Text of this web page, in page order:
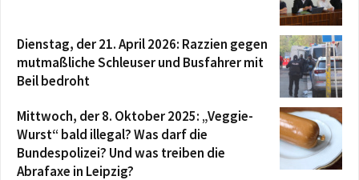
Dienstag, der 21. April 2026: Razzien gegen
mutmaßliche Schleuser und Busfahrer mit
Beil bedroht
Mittwoch, der 8. Oktober 2025: „Veggie-
Wurst“ bald illegal? Was darf die
Bundespolizei? Und was treiben die
Abrafaxe in Leipzig?